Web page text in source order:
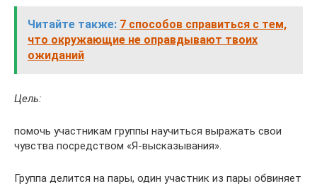
Читайте также: 7 способов справиться с тем,
что окружающие не оправдывают твоих
ожиданий
Цель:
помочь участникам группы научиться выражать свои
чувства посредством «Я-высказывания».
Группа делится на пары, один участник из пары обвиняет